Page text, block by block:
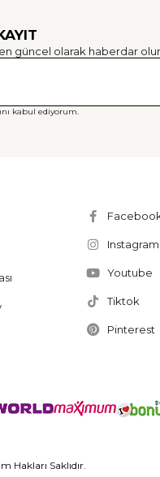
güncel olarak haberdar
kabul ediyorum.
Instagram
Youtube
Tiktok
Pinterest
Hakları Saklıdır.